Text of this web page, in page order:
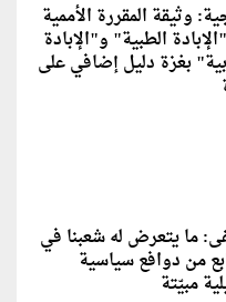
وثيقة المقررة الأممية
الطبية" و"الإبادة
بغزة دليل إضافي على
ما يتعرض له شعبنا في
من دوافع سياسية
مبيّتة